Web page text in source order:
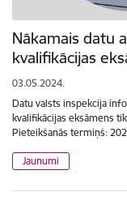
Nākamais datu
kvalifikācijas
03.05.2024.
Datu valsts inspekcija
kvalifikācijas eksāmens
Pieteikšanās termiņš:
Jaunumi